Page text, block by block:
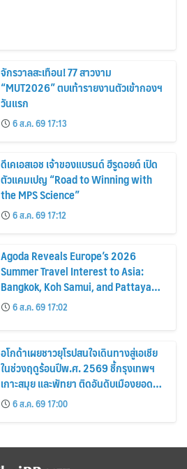
จักรวาลสะเทือน! 77 สาวงาม
“MUT2026” ตบเท้ารายงานตัวเข้ากองฯ
วันแรก
6 ส.ค. 69 17:13
ดีเคเอสเอช เจ้าของแบรนด์ ฮีรูดอยด์ เปิด
ตัวแคมเปญ “Road to Winning with
the MPS Science”
6 ส.ค. 69 17:12
Agoda Reveals Europe’s 2026
Summer Travel Interest to Asia:
Bangkok, Koh Samui, and Pattaya
Among the Top Cities
6 ส.ค. 69 17:02
อโกด้าเผยชาวยุโรปสนใจเดินทางสู่เอเชีย
ในช่วงฤดูร้อนปีพ.ศ. 2569 ชี้กรุงเทพฯ
เกาะสมุย และพัทยา ติดอันดับเมืองยอด
นิยม6 ส.ค. 69 17:00